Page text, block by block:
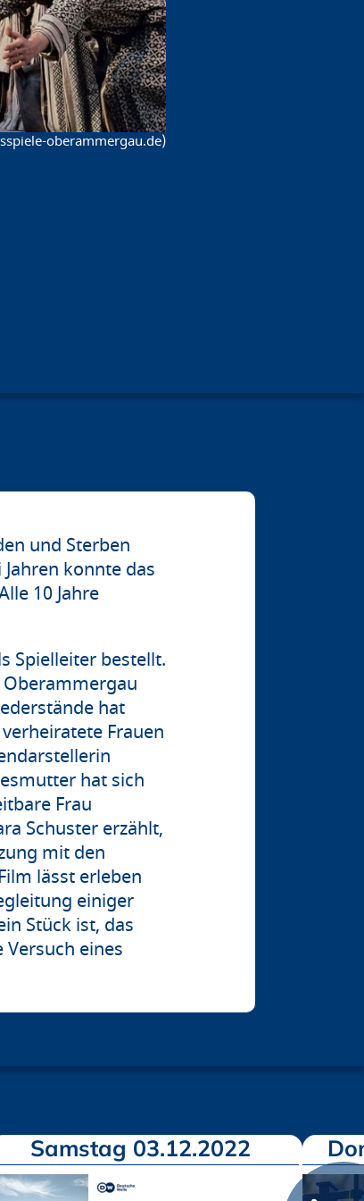
oberammergau.de)
und Sterben
konnte das
10 Jahre
Spielleiter bestellt.
hat
Frauen
hat sich
Frau
Schuster erzählt,
mit den
lässt erleben
einiger
Stück ist, das
eines
Samstag 03.12.2022